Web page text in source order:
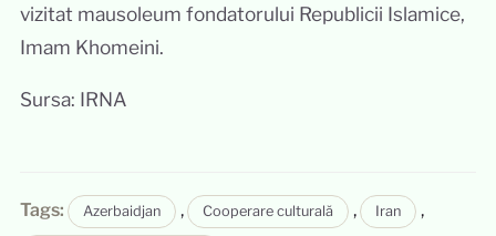
vizitat mausoleum fondatorului Republicii Islamice,
Imam Khomeini.
Sursa: IRNA
Tags: Azerbaidjan , Cooperare culturală , Iran ,